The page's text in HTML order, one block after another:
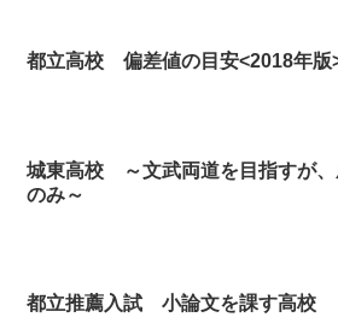
都立高校 偏差値の目安<2018年版
城東高校 ～文武両道を目指すが、
のみ～
都立推薦入試 小論文を課す高校